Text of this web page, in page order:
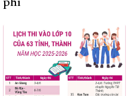
phí